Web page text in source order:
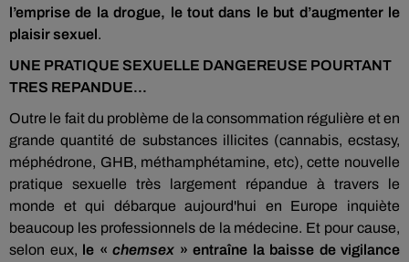
l’emprise de la drogue, le tout dans le but d’augmenter le
plaisir sexuel.
UNE PRATIQUE SEXUELLE DANGEREUSE POURTANT
TRES REPANDUE...
Outre le fait du problème de la consommation régulière et en
grande quantité de substances illicites (cannabis, ecstasy,
méphédrone, GHB, méthamphétamine, etc), cette nouvelle
pratique sexuelle très largement répandue à travers le
monde et qui débarque aujourd'hui en Europe inquiète
beaucoup les professionnels de la médecine. Et pour cause,
selon eux, le « chemsex » entraîne la baisse de vigilance